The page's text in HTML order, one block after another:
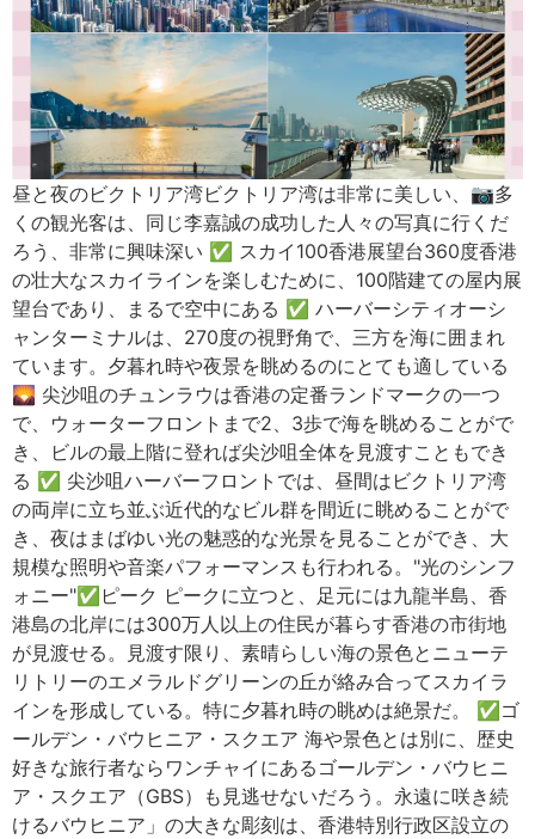
昼と夜のビクトリア湾ビクトリア湾は非常に美しい、📷多
くの観光客は、同じ李嘉誠の成功した人々の写真に行くだ
ろう、非常に興味深い ✅ スカイ100香港展望台360度香港
の壮大なスカイラインを楽しむために、100階建ての屋内展
望台であり、まるで空中にある ✅ ハーバーシティオーシ
ャンターミナルは、270度の視野角で、三方を海に囲まれ
ています。夕暮れ時や夜景を眺めるのにとても適している
🌄 尖沙咀のチュンラウは香港の定番ランドマークの一つ
で、ウォーターフロントまで2、3歩で海を眺めることがで
き、ビルの最上階に登れば尖沙咀全体を見渡すこともでき
る ✅ 尖沙咀ハーバーフロントでは、昼間はビクトリア湾
の両岸に立ち並ぶ近代的なビル群を間近に眺めることがで
き、夜はまばゆい光の魅惑的な光景を見ることができ、大
規模な照明や音楽パフォーマンスも行われる。"光のシンフ
ォニー"✅ピーク ピークに立つと、足元には九龍半島、香
港島の北岸には300万人以上の住民が暮らす香港の市街地
が見渡せる。見渡す限り、素晴らしい海の景色とニューテ
リトリーのエメラルドグリーンの丘が絡み合ってスカイラ
インを形成している。特に夕暮れ時の眺めは絶景だ。 ✅ゴ
ールデン・バウヒニア・スクエア 海や景色とは別に、歴史
好きな旅行者ならワンチャイにあるゴールデン・バウヒニ
ア・スクエア（GBS）も見逃せないだろう。永遠に咲き続
けるバウヒニア」の大きな彫刻は、香港特別行政区設立の